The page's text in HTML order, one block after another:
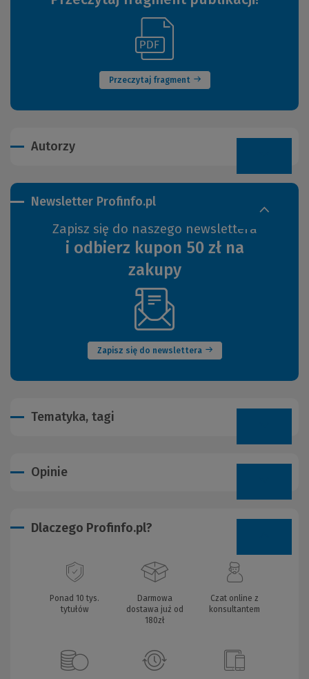
Przeczytaj fragment
(Nowe
okno)
innej
Autorzy
Newsletter Profinfo.pl
Zapisz się do naszego newslettera
i odbierz kupon 50 zł na
zakupy
Zapisz się do newslettera
(Nowe
okno)
Tematyka, tagi
Opinie
Dlaczego Profinfo.pl?
Ponad 10 tys.
tytułów
Darmowa
dostawa już od
180zł
Czat online z
konsultantem